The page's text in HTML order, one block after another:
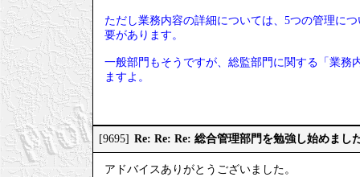
ただし業務内容の詳細については、5つの管理に
要があります。
一般部門もそうですが、総監部門に関する「業務
ますよ。
[9695] Re: Re: Re: 総合管理部門を勉強し始めまし
アドバイスありがとうございました。